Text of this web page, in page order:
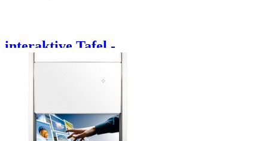
interaktive Tafel -...